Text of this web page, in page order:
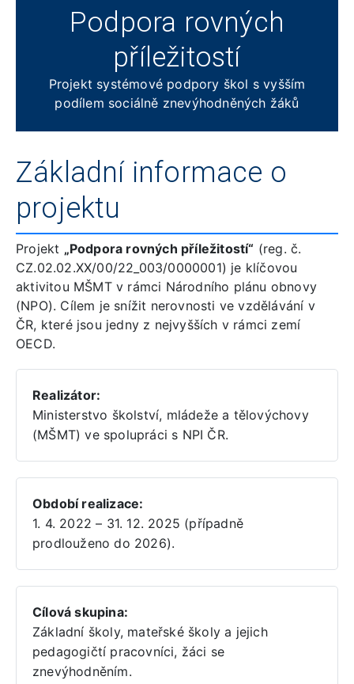
Podpora rovných
příležitostí
Projekt systémové podpory škol s vyšším
podílem sociálně znevýhodněných žáků
Základní informace o
projektu
Projekt „Podpora rovných příležitostí“ (reg. č.
CZ.02.02.XX/00/22_003/0000001) je klíčovou
aktivitou MŠMT v rámci Národního plánu obnovy
(NPO). Cílem je snížit nerovnosti ve vzdělávání v
ČR, které jsou jedny z nejvyšších v rámci zemí
OECD.
Realizátor:
Ministerstvo školství, mládeže a tělovýchovy
(MŠMT) ve spolupráci s NPI ČR.
Období realizace:
1. 4. 2022 – 31. 12. 2025 (případně
prodlouženo do 2026).
Cílová skupina:
Základní školy, mateřské školy a jejich
pedagogičtí pracovníci, žáci se
znevýhodněním.